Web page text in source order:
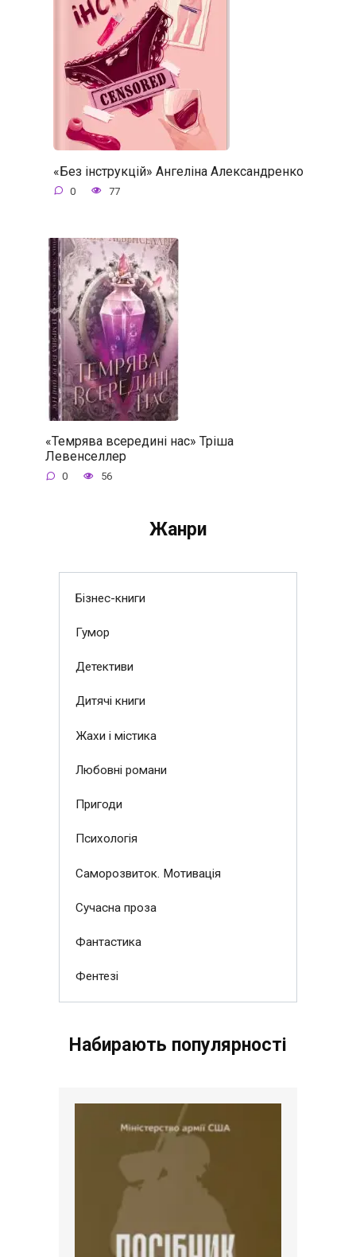
«Без інструкцій» Ангеліна Александренко
0 77
«Темрява всередині нас» Тріша
Левенселлер
0 56
Жанри
Бізнес-книги
Гумор
Детективи
Дитячі книги
Жахи і містика
Любовні романи
Пригоди
Психологія
Саморозвиток. Мотивація
Сучасна проза
Фантастика
Фентезі
Набирають популярності